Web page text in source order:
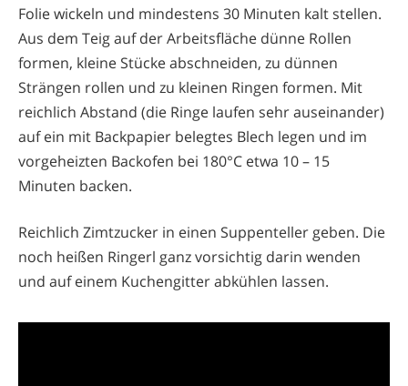
Folie wickeln und mindestens 30 Minuten kalt stellen.
Aus dem Teig auf der Arbeitsfläche dünne Rollen
formen, kleine Stücke abschneiden, zu dünnen
Strängen rollen und zu kleinen Ringen formen. Mit
reichlich Abstand (die Ringe laufen sehr auseinander)
auf ein mit Backpapier belegtes Blech legen und im
vorgeheizten Backofen bei 180°C etwa 10 – 15
Minuten backen.
Reichlich Zimtzucker in einen Suppenteller geben. Die
noch heißen Ringerl ganz vorsichtig darin wenden
und auf einem Kuchengitter abkühlen lassen.